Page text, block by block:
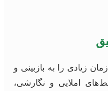
زیادی را به بازبینی و
املایی و نگارشی،